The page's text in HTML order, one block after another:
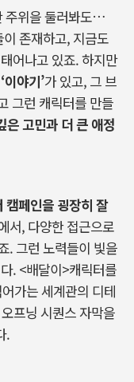
주위을 둘러봐도…
존재하고, 지금도
어나고 있죠. 하지만
‘이야기’가 있고, 그 브
그런 캐릭터를 만들
은고민과 더큰 애정
캠페인을 굉장히 잘
서, 다양한 접근으로
. 그런 노력들이 빛을
. <배달이>캐릭터를
가는 세계관의 디테
프닝 시퀀스 자막을
.